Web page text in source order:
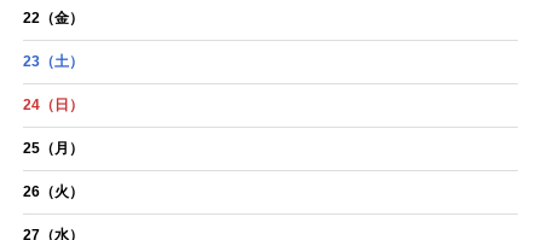
22 （金）
23 （土）
24 （日）
25 （月）
26 （火）
27 （水）